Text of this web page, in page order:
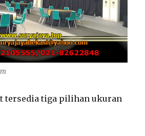
tersedia tiga pilihan ukuran